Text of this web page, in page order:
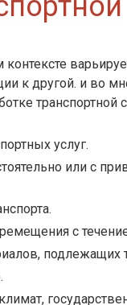
к другой. и во
транспортной
услуг.
или с
с
подлежащих